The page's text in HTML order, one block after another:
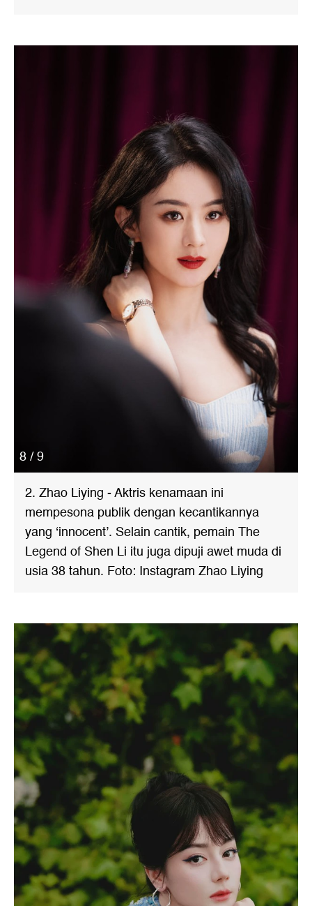
8 / 9
2. Zhao Liying - Aktris kenamaan ini
mempesona publik dengan kecantikannya
yang ‘innocent’. Selain cantik, pemain The
Legend of Shen Li itu juga dipuji awet muda di
usia 38 tahun. Foto: Instagram Zhao Liying